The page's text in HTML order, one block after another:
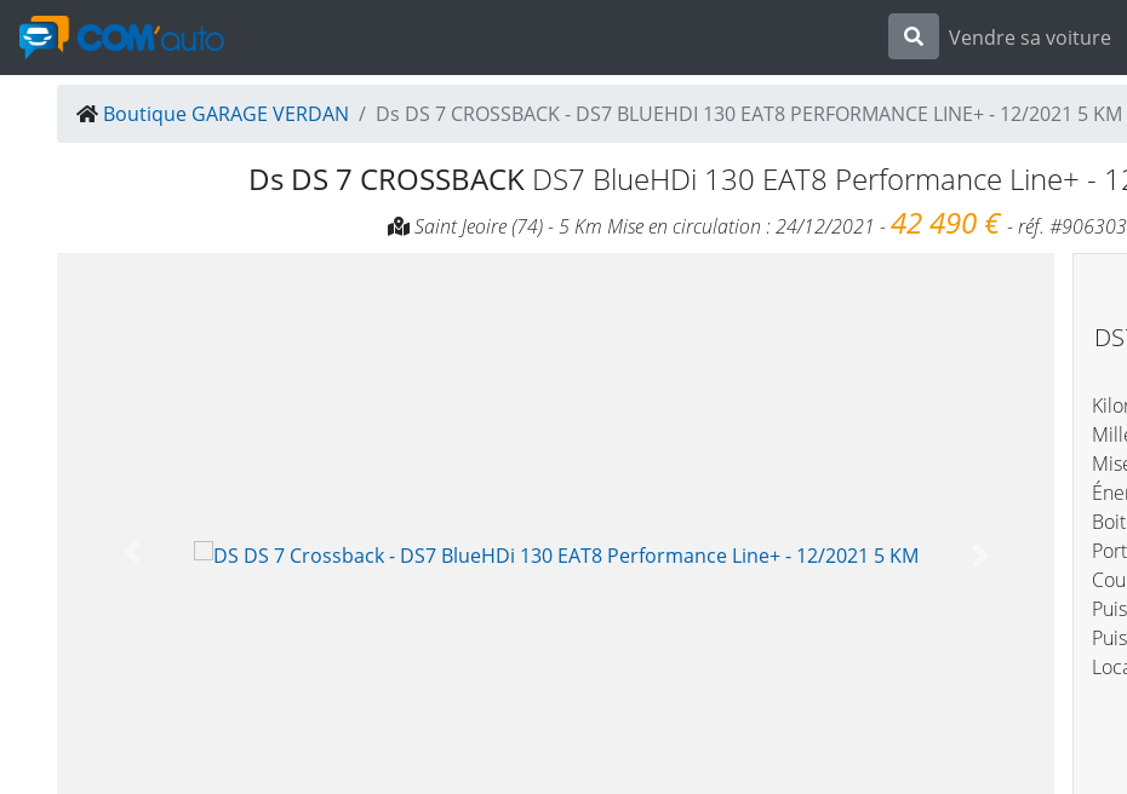
Vendre sa voiture
Boutique GARAGE VERDAN Ds DS 7 CROSSBACK - DS7 BLUEHDI 130 EAT8 PERFORMANCE LINE+ - 12/2021 5 KM
Ds DS 7 CROSSBACK DS7 BlueHDi 130 EAT8 Performance Line+ -
Saint Jeoire (74) - 5 Km Mise en circulation : 24/12/2021 -42 490 €- réf.
Précèdent